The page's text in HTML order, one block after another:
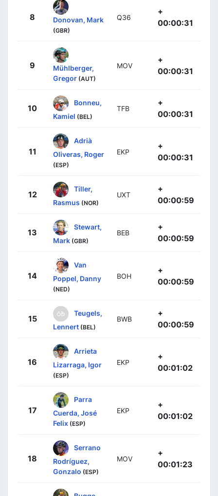
8 Donovan, Mark
(GBR)
Q36
+
00:00:31
9
Mühlberger,
Gregor (AUT)
MOV
+
00:00:31
10
Bonneu,
Kamiel (BEL)
TFB
+
00:00:31
11
Adrià
Oliveras, Roger
(ESP)
EKP
+
00:00:31
12
Tiller,
Rasmus (NOR)
UXT
+
00:00:59
13
Stewart,
Mark (GBR)
BEB
+
00:00:59
14
Van
Poppel, Danny
(NED)
BOH
+
00:00:59
15
Teugels,
Lennert (BEL)
BWB
+
00:00:59
16
Arrieta
Lizarraga, Igor
(ESP)
EKP
+
00:01:02
17
Parra
Cuerda, José
Felix (ESP)
EKP
+
00:01:02
18
Serrano
Rodríguez,
Gonzalo (ESP)
MOV
+
00:01:23